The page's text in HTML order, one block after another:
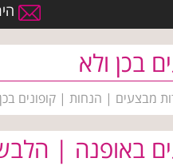
בכן ולא
מבצעים | הנחות | קופונים
באופנה |